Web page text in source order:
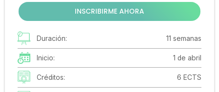
INSCRIBIRME AHORA
Duración: 11 semanas
Inicio: 1 de abril
Créditos: 6 ECTS